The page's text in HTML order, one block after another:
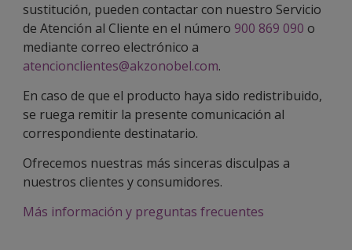
sustitución, pueden contactar con nuestro Servicio
de Atención al Cliente en el número 900 869 090 o
mediante correo electrónico a
atencionclientes@akzonobel.com.
En caso de que el producto haya sido redistribuido,
se ruega remitir la presente comunicación al
correspondiente destinatario.
Ofrecemos nuestras más sinceras disculpas a
nuestros clientes y consumidores.
Más información y preguntas frecuentes